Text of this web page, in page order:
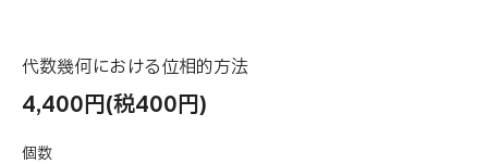
代数幾何における位相的方法
4,400円(税400円)
個数